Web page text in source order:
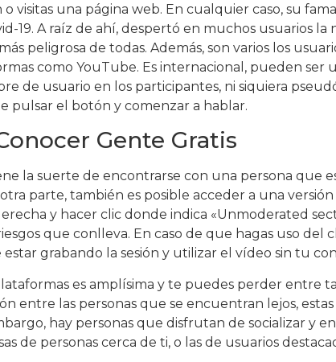
visitas una página web. En cualquier caso, su
19. A raíz de ahí, despertó en muchos usuarios
peligrosa de todas. Además, son varios los
como YouTube. Es internacional, pueden
de usuario en los participantes, ni siquiera
pulsar el botón y comenzar a hablar.
Gente Gratis
la suerte de encontrarse con una persona que
parte, también es posible acceder a una
y hacer clic donde indica «Unmoderated
que conlleva. En caso de que hagas uso
grabando la sesión y utilizar el vídeo sin tu
es amplísima y te puedes perder entre
entre las personas que se encuentran lejos,
hay personas que disfrutan de socializar y
de personas cerca de ti, o las de usuarios